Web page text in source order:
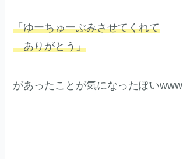
「ゆーちゅーぶみさせてくれて
ありがとう」
があったことが気になったぽいwww